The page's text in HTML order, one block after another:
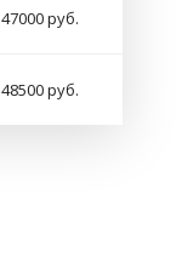
руб.
руб.